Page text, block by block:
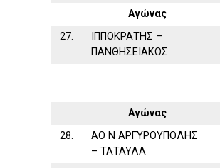
Αγώνας
27.
ΙΠΠΟΚΡΑΤΗΣ –
ΠΑΝΘΗΣΕΙΑΚΟΣ
Αγώνας
28.
ΑΟ Ν ΑΡΓΥΡΟΥΠΟΛΗΣ
– ΤΑΤΑΥΛΑ